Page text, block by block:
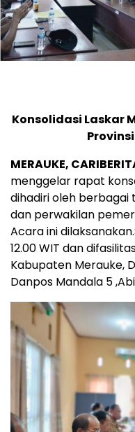
Konsolidasi Laskar
MERAUKE,
menggelar rapat
dihadiri oleh berbagai
dan perwakilan
Acara ini
12.00 WIT dan
Kabupaten Merauke,
Danpos Mandala 5